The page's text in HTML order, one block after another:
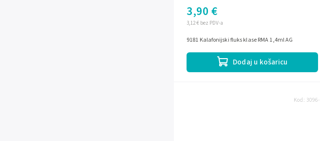
3,12 € bez PDV-a
3,90 €
Dodaj u košaricu
9181 Kalafonijski fluks klase RMA 1,4ml AG
Kod: 3096-